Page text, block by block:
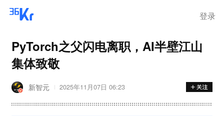
登录
PyTorch之父闪电离职，AI半壁江山
集体致敬
新智元 2025年11月07日 06:23